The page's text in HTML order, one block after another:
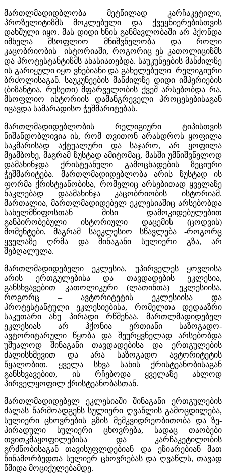
მართლმადიდბლობა მეტწილად კარჩაკეტილი,
პროზელიტიზმს მოკლებული და ქვეყნიერებისთვის
დახშული იყო. მას დიდი ხნის განმავლობაში არ ჰქონდა
იმხელა მსოფლიო მნიშვნელობა და როლი
კაცობრიობის ისტორიაში, როგორიც ეს კათოლიციზმს
და პროტესტანტიზმს ახასიათებდა. საუკუნეების მანძილზე
ის გარიყული იყო ვნებიანი და გახელებული რელიგიური
ბრძოლისაგან. საუკუნეების მანძილზე დიდი იმპერიების
(ბიზანტია, რუსეთი) მფარველობის ქვეშ არსებობდა რა,
მსოფლიო ისტორიის დამანგრეველი პროცესებისაგან
იცავდა სამარადისო ჭეშმარიტებას.
მართლმადიდებლობის რელიგიური ტიპისთვის
ნიშანდობლივია ის, რომ თვითონ არასდროს ყოფილა
საკმარისად აქტუალური და საჯარო, არ ყოფილა
მეამბოხე, მაგრამ ზუსტად ამიტომაც, მასში უმნიშვნელოდ
დამახინჯდა ქრისტეანული გამოცხადების ზეციური
ჭეშმარიტება. მართლმადიდებლობა არის ზუსტად ის
ფორმა ქრისტეანობისა, რომელიც არსებითად ყველაზე
ნაკლებად დაამახინჯა კაცობრიობის ისტორიამ.
მართალია, მართლმადიდებელ ეკლესიაშიც არსებობდა
სახელმწიფოსთან მისი დამოკიდებულებით
განპირობებული ისტორიული დაცემის (ცოდვის)
მომენტები, მაგრამ საეკლესიო სწავლება -როგორც
ყველაზე ღრმა და შინაგანი სულიერი გზა, არ
შებღალულა.
მართლმადიდებელი ეკლესია, უპირველეს ყოვლისა
არის ერთგულებისა და თავდადების ეკლესია,
განსხვავებით კათოლიკური (ლათინთა) ეკლესიისა,
როგორც – ავტორიტეტის ეკლესიისა და
პროტესტანტული ეკლესიებისა, რომელთა დედააზრი
საკუთარი ანუ პირადი რწმენაა. მართლმადიდებელ
ეკლესიას არ ჰქონია ერთიანი საზოგადო-
ავტორიტარული წყობა და შეურყვნელად არსებობდა
უშუალოდ შინაგანი თავდადებისა და ერთგულების
ძალისხმევით და არა საზოგადო ავტორიტეტის
წყალობით. ყველა სხვა სახის ქრისტეანობისაგან
განსხვავებით, ის რჩებოდა ყველაზე ახლოდ
პირველყოფილ ქრისტეანობასთან.
მართლმადიდებელ ეკლესიაში შინაგანი ერთგულების
ძალას წარმოადგენს სულიერი ღვაწლის გამოცდილება,
სულიერი ცხოვრების გზის მემკვიდრეობითობა და ზე-
პირადული სულიერი ცხოვრება, სადაც თაობები
თვითკმაყოფილებისა და კარჩაკეტილობის
გრძნობისაგან თავისუფლდებიან და ეზიარებიან მათ
წინამორბედთა სულიერ ცხოვრებას და ღვაწლს, თავად
წმიდა მოციქულებამდე.